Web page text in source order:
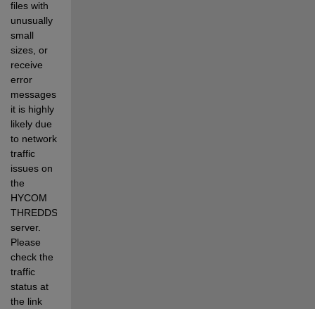
files with
unusually
small
sizes, or
receive
error
messages,
it is highly
likely due
to network
traffic
issues on
the
HYCOM
THREDDS
server.
Please
check the
traffic
status at
the link